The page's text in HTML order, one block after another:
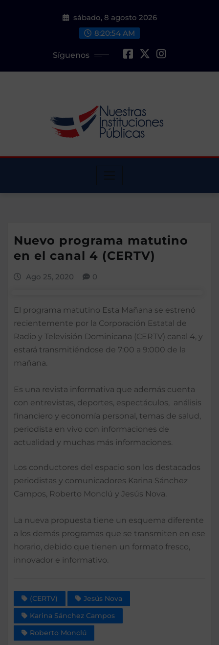
sábado, 8 agosto 2026
8:20:55 AM
Síguenos
Nuevo programa matutino
en el canal 4 (CERTV)
Ago 25, 2020 0
El programa matutino Esta Mañana se estrenó
recientemente por la Corporación Estatal de
Radio y Televisión Dominicana (CERTV) canal 4, y
estará transmitiéndose de 7:00 a 9:000 de la
mañana.
Es una revista informativa que además cuenta
con entrevistas, deportes, espectáculos, análisis
financiero y economía personal, temas de salud,
periodista en vivo con informaciones de
actualidad y muchas más informaciones.
Los conductores del espacio son los destacados
periodistas y comunicadores Karina Sánchez
Campos, Roberto Monclú y Jesús Nova.
La nueva propuesta tiene un esquema diferente
a los demás programas que se transmiten en ese
horario, debido que tienen un formato fresco,
innovador e informativo.
(CERTV)
Jesús Nova
Karina Sánchez Campos
Roberto Monclú